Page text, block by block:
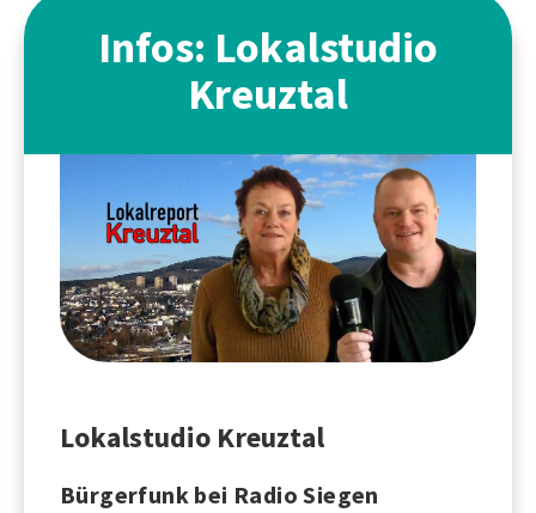
Infos: Lokalstudio
Kreuztal
Lokalstudio Kreuztal
Bürgerfunk bei Radio Siegen